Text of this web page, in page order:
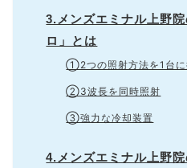
3.メンズエミナル上野
ロ」とは
①2つの照射方法を1台に
②3波長を同時照射
③強力な冷却装置
4.メンズエミナル上野